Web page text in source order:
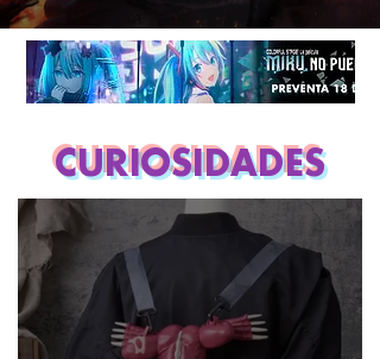
DUNGEONS & DRAGONS ¿TE ATREVES?
CURIOSIDADES